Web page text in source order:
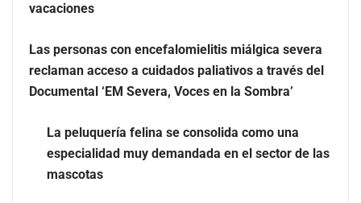
vacaciones
Las personas con encefalomielitis miálgica severa
reclaman acceso a cuidados paliativos a través del
Documental ‘EM Severa, Voces en la Sombra’
La peluquería felina se consolida como una
especialidad muy demandada en el sector de las
mascotas